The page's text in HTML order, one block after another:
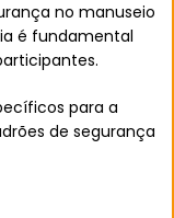
no manuseio
é fundamental
para a
de segurança